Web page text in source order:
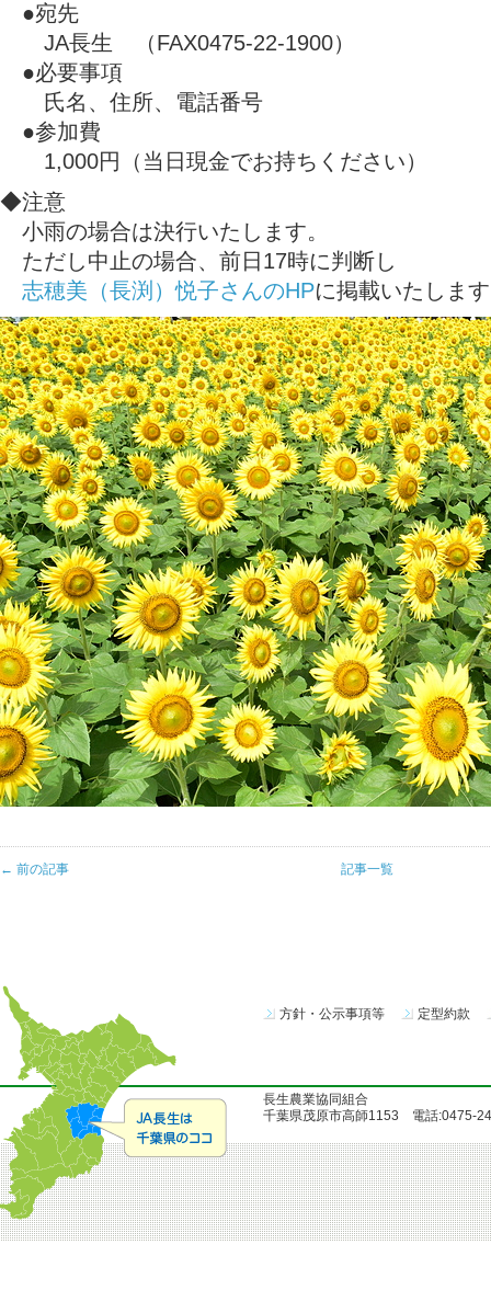
●宛先
JA長生 （FAX0475-22-1900）
●必要事項
氏名、住所、電話番号
●参加費
1,000円（当日現金でお持ちください）
◆注意
小雨の場合は決行いたします。
ただし中止の場合、前日17時に判断し
志穂美（長渕）悦子さんのHPに掲載いたします
← 前の記事 記事一覧
方針・公示事項等 定型約款
長生農業協同組合
千葉県茂原市高師1153 電話:0475-